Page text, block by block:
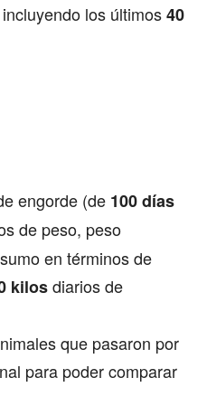
los últimos40
engorde (de 100 días
de peso, peso
en términos de
kilosdiarios de
que pasaron por
para poder comparar